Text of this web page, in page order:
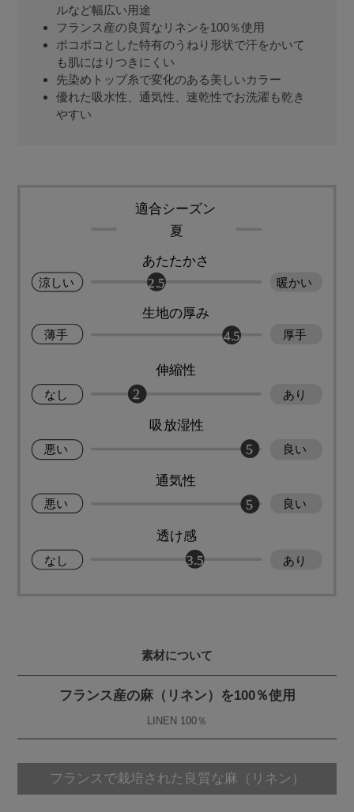
ルなど幅広い用途
フランス産の良質なリネンを100％使用
ポコポコとした特有のうねり形状で汗をかいて
も肌にはりつきにくい
先染めトップ糸で変化のある美しいカラー
優れた吸水性、通気性、速乾性でお洗濯も乾き
やすい
素材について
フランス産の麻（リネン）を100％使用
LINEN 100％
フランスで栽培された良質な麻（リネン）